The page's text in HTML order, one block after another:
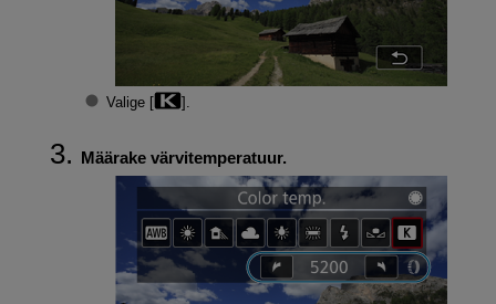
Valige [ ].
Määrake värvitemperatuur.